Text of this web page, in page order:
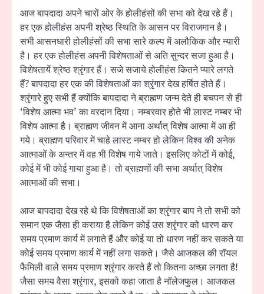
आज बापदादा अपने चारों ओर के होलीहंसों की सभा को देख रहे हैं।
हर एक होलीहंस अपनी श्रेष्ठ स्थिति के आसन पर विराजमान है।
सभी आसनधारी होलीहंसों की सभा सारे कल्प में अलौकिक और न्यारी
है। हर एक होलीहंस अपनी विशेषताओं से अति सुन्दर सजा हुआ है।
विशेषतायें श्रेष्ठ श्रृंगार हैं। सजे सजाये होलीहंस कितने प्यारे लगते
हैं? बापदादा हर एक की विशेषताओं का श्रृंगार देख हर्षित होते हैं।
श्रृंगारे हुए सभी हैं क्योंकि बापदादा ने ब्राह्मण जन्म देते ही बचपन से ही
‘विशेष आत्मा भव’ का वरदान दिया। नम्बरवार होते भी लास्ट नम्बर भी
विशेष आत्मा है। ब्राह्मण जीवन में आना अर्थात् विशेष आत्मा में आ ही
गये। ब्राह्मण परिवार में चाहे लास्ट नम्बर हो लेकिन विश्व की अनेक
आत्माओं के अन्तर में वह भी विशेष गाये जाते। इसलिए कोटों में कोई,
कोई में भी कोई गाया हुआ है। तो ब्राह्मणों की सभा अर्थात् विशेष
आत्माओं की सभा।
आज बापदादा देख रहे थे कि विशेषताओं का श्रृंगार बाप ने तो सभी को
समान एक जैसा ही कराया है लेकिन कोई उस श्रृंगार को धारण कर
समय प्रमाण कार्य में लगाते हैं और कोई या तो धारण नहीं कर सकते या
कोई समय प्रमाण कार्य में नहीं लगा सकते। जैसे आजकल की रॉयल
फैमिली वाले समय प्रमाण श्रृंगार करते हैं तो कितना अच्छा लगता है!
जैसा समय वैसा श्रृंगार, इसको कहा जाता है नॉलेजफुल। आजकल